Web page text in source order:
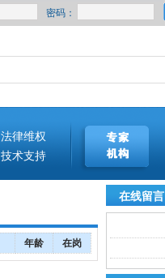
密码：
法律维权
技术支持
在线留言
年龄 在岗